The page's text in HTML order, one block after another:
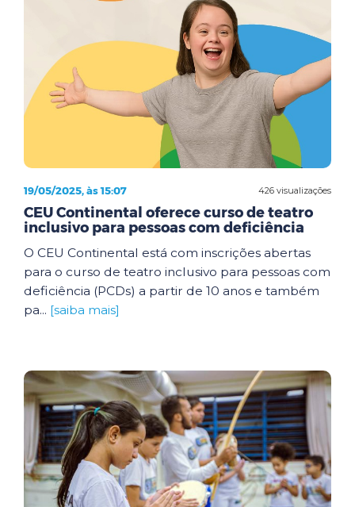
426 visualizações
19/05/2025, às 15:07
CEU Continental oferece curso de teatro
inclusivo para pessoas com deficiência
O CEU Continental está com inscrições abertas
para o curso de teatro inclusivo para pessoas com
deficiência (PCDs) a partir de 10 anos e também
pa... [saiba mais]